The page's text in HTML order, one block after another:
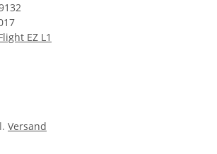
EZ L1
Versand